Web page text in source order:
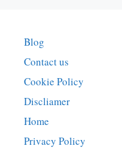
Blog
Contact us
Cookie Policy
Discliamer
Home
Privacy Policy